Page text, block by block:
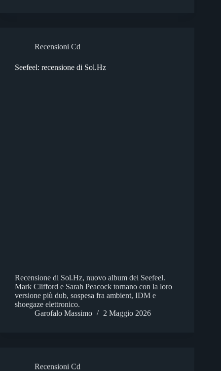
Recensioni Cd
Seefeel: recensione di Sol.Hz
Recensione di Sol.Hz, nuovo album dei Seefeel.
Mark Clifford e Sarah Peacock tornano con la loro
versione più dub, sospesa fra ambient, IDM e
shoegaze elettronico.
Garofalo Massimo
2 Maggio 2026
Recensioni Cd